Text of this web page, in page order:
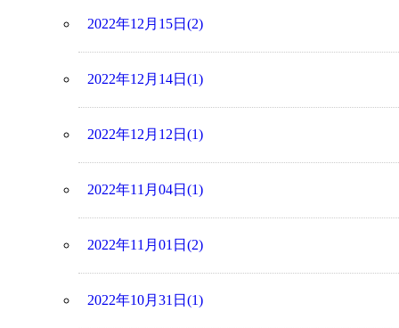
2022年12月15日(2)
2022年12月14日(1)
2022年12月12日(1)
2022年11月04日(1)
2022年11月01日(2)
2022年10月31日(1)